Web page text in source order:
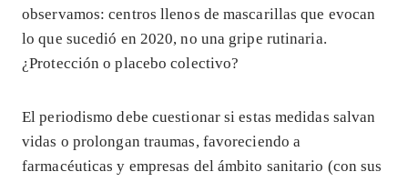
observamos: centros llenos de mascarillas que evocan
lo que sucedió en 2020, no una gripe rutinaria.
¿Protección o placebo colectivo?
El periodismo debe cuestionar si estas medidas salvan
vidas o prolongan traumas, favoreciendo a
farmacéuticas y empresas del ámbito sanitario (con sus